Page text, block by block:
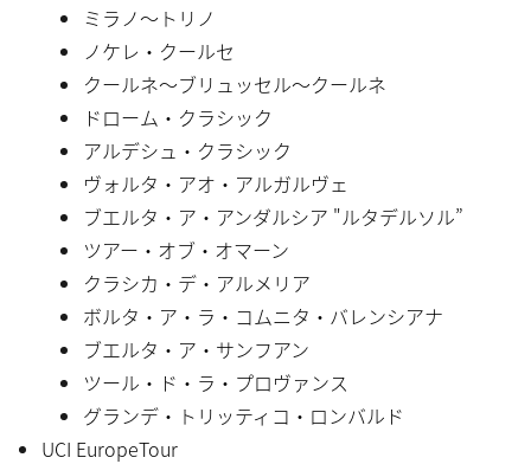
ミラノ〜トリノ
ノケレ・クールセ
クールネ〜ブリュッセル〜クールネ
ドローム・クラシック
アルデシュ・クラシック
ヴォルタ・アオ・アルガルヴェ
ブエルタ・ア・アンダルシア "ルタデルソル”
ツアー・オブ・オマーン
クラシカ・デ・アルメリア
ボルタ・ア・ラ・コムニタ・バレンシアナ
ブエルタ・ア・サンフアン
ツール・ド・ラ・プロヴァンス
グランデ・トリッティコ・ロンバルド
UCI EuropeTour